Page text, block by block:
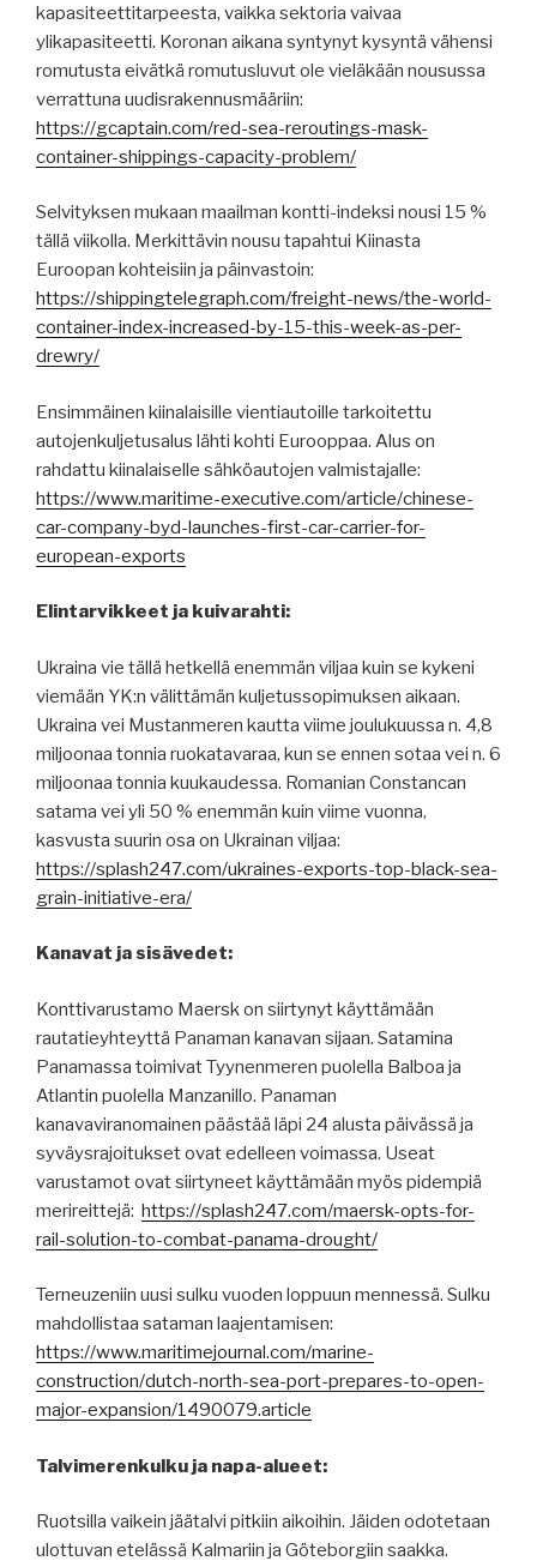
kapasiteettitarpeesta, vaikka sektoria vaivaa
ylikapasiteetti. Koronan aikana syntynyt kysyntä vähensi
romutusta eivätkä romutusluvut ole vieläkään nousussa
verrattuna uudisrakennusmääriin:
https://gcaptain.com/red-sea-reroutings-mask-
container-shippings-capacity-problem/
Selvityksen mukaan maailman kontti-indeksi nousi 15 %
tällä viikolla. Merkittävin nousu tapahtui Kiinasta
Euroopan kohteisiin ja päinvastoin:
https://shippingtelegraph.com/freight-news/the-world-
container-index-increased-by-15-this-week-as-per-
drewry/
Ensimmäinen kiinalaisille vientiautoille tarkoitettu
autojenkuljetusalus lähti kohti Eurooppaa. Alus on
rahdattu kiinalaiselle sähköautojen valmistajalle:
https://www.maritime-executive.com/article/chinese-
car-company-byd-launches-first-car-carrier-for-
european-exports
Elintarvikkeet ja kuivarahti:
Ukraina vie tällä hetkellä enemmän viljaa kuin se kykeni
viemään YK:n välittämän kuljetussopimuksen aikaan.
Ukraina vei Mustanmeren kautta viime joulukuussa n. 4,8
miljoonaa tonnia ruokatavaraa, kun se ennen sotaa vei n. 6
miljoonaa tonnia kuukaudessa. Romanian Constancan
satama vei yli 50 % enemmän kuin viime vuonna,
kasvusta suurin osa on Ukrainan viljaa:
https://splash247.com/ukraines-exports-top-black-sea-
grain-initiative-era/
Kanavat ja sisävedet:
Konttivarustamo Maersk on siirtynyt käyttämään
rautatieyhteyttä Panaman kanavan sijaan. Satamina
Panamassa toimivat Tyynenmeren puolella Balboa ja
Atlantin puolella Manzanillo. Panaman
kanavaviranomainen päästää läpi 24 alusta päivässä ja
syväysrajoitukset ovat edelleen voimassa. Useat
varustamot ovat siirtyneet käyttämään myös pidempiä
merireittejä: https://splash247.com/maersk-opts-for-
rail-solution-to-combat-panama-drought/
Terneuzeniin uusi sulku vuoden loppuun mennessä. Sulku
mahdollistaa sataman laajentamisen:
https://www.maritimejournal.com/marine-
construction/dutch-north-sea-port-prepares-to-open-
major-expansion/1490079.article
Talvimerenkulku ja napa-alueet:
Ruotsilla vaikein jäätalvi pitkiin aikoihin. Jäiden odotetaan
ulottuvan etelässä Kalmariin ja Göteborgiin saakka.